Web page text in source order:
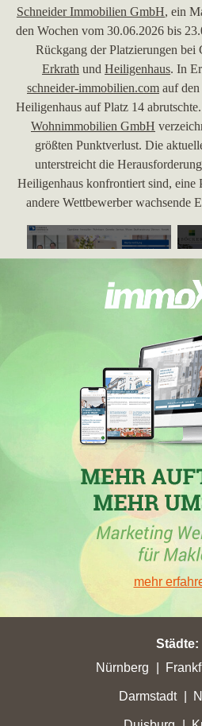
Schneider Immobilien GmbH, ein
den Wochen vom 30.06.2026 bis
Rückgang der Platzierungen bei
Erkrath und Heiligenhaus. In
schneider-immobilien.com auf
Heiligenhaus auf Platz 14
Wohnimmobilien GmbH
größten Punktverlust. Die
unterstreicht die
Heiligenhaus konfrontiert sind, eine
andere Wettbewerber wachsende
Heiligenhaus hat dieSchneider
signifikanten Verlust bei ihren
fiel auf Rang 12. Mit nur 10,41
den höchsten Punktverlust. Im
Punktgewinn in Heiligenhaus von
Engel & Völkers AG
aus
geschilderten Verluste gibt es
Immobilienbörse Ute Schwarz
mehr
Städte:
Nürnberg
Darmstadt